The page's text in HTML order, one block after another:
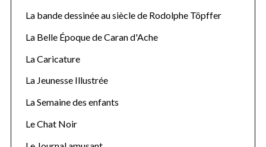
La bande dessinée au siècle de Rodolphe Töpffer
La Belle Époque de Caran d'Ache
La Caricature
La Jeunesse Illustrée
La Semaine des enfants
Le Chat Noir